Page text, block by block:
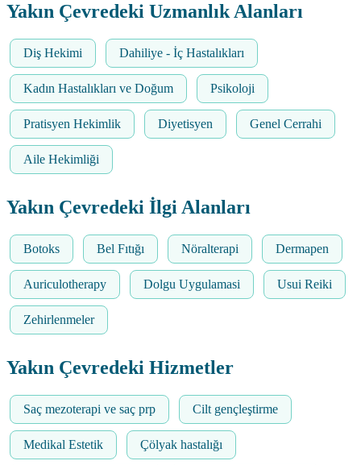
Yakın Çevredeki Uzmanlık Alanları
Diş Hekimi Dahiliye - İç Hastalıkları
Kadın Hastalıkları ve Doğum Psikoloji
Pratisyen Hekimlik Diyetisyen Genel Cerrahi
Aile Hekimliği
Yakın Çevredeki İlgi Alanları
Botoks Bel Fıtığı Nöralterapi Dermapen
Auriculotherapy Dolgu Uygulamasi Usui Reiki
Zehirlenmeler
Yakın Çevredeki Hizmetler
Saç mezoterapi ve saç prp Cilt gençleştirme
Medikal Estetik Çölyak hastalığı